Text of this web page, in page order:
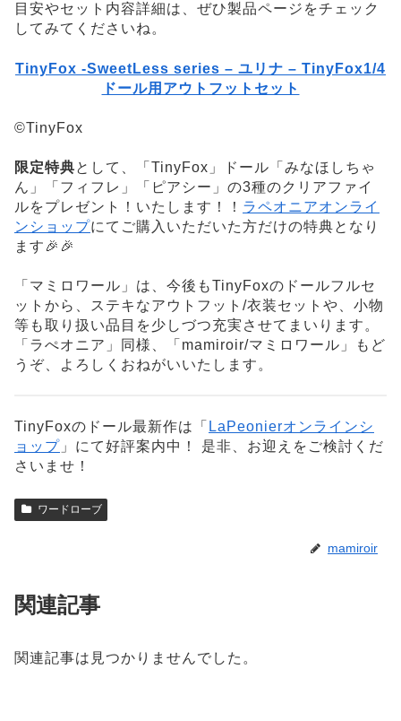
目安やセット内容詳細は、ぜひ製品ページをチェック
してみてくださいね。
TinyFox -SweetLess series – ユリナ – TinyFox1/4
ドール用アウトフットセット
©TinyFox
限定特典として、「TinyFox」ドール「みなほしちゃ
ん」「フィフレ」「ピアシー」の3種のクリアファイ
ルをプレゼント！いたします！！ ラペオニアオンライ
ンショップにてご購入いただいた方だけの特典となり
ます🎉🎉
「マミロワール」は、今後もTinyFoxのドールフルセ
ットから、ステキなアウトフット/衣装セットや、小物
等も取り扱い品目を少しづつ充実させてまいります。
「ラぺオニア」同様、「mamiroir/マミロワール」もど
うぞ、よろしくおねがいいたします。
TinyFoxのドール最新作は「 LaPeonierオンラインシ
ョップ 」にて好評案内中！ 是非、お迎えをご検討くだ
さいませ！
ワードローブ
mamiroir
関連記事
関連記事は見つかりませんでした。